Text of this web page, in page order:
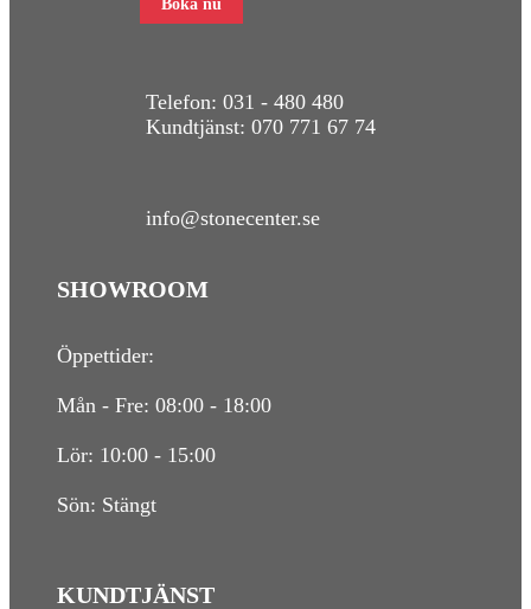
Boka nu
Telefon: 031 - 480 480
Kundtjänst: 070 771 67 74
info@stonecenter.se
SHOWROOM
Öppettider:
Mån - Fre: 08:00 - 18:00
Lör: 10:00 - 15:00
Sön: Stängt
KUNDTJÄNST